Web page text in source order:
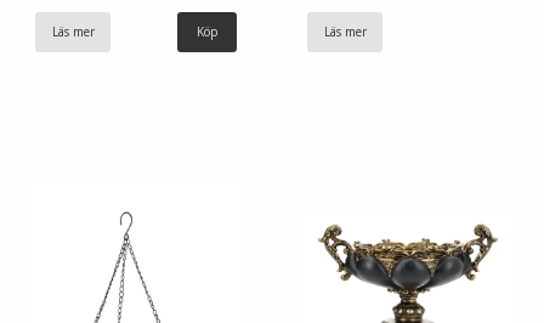
Läs mer Köp Läs mer